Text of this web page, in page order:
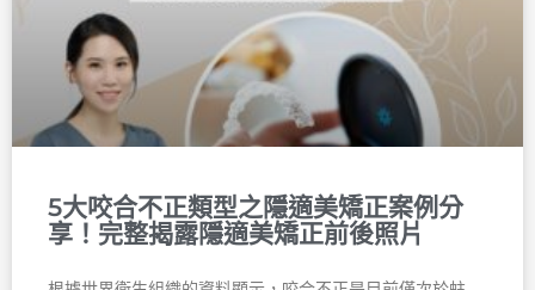
5大咬合不正類型之隱適美矯正案例分
享！完整揭露隱適美矯正前後照片